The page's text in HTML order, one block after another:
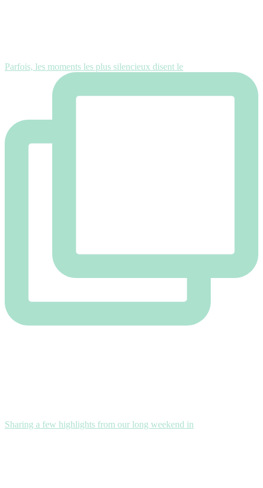
Parfois, les moments les plus silencieux disent le
Sharing a few highlights from our long weekend in